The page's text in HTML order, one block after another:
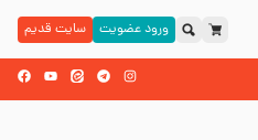
ورود عضویت سایت قدیم